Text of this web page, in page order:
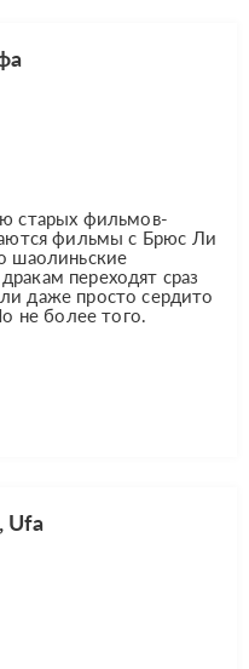
старых фильмов-
фильмы с Брюс Ли
шаолиньские
переходят сраз
даже просто сердито
не более того.
Ufa